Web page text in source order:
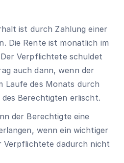
ist durch Zahlung einer
Die Rente ist monatlich im
Verpflichtete schuldet
auch dann, wenn der
Laufe des Monats durch
Berechtigten erlischt.
der Berechtigte eine
wenn ein wichtiger
Verpflichtete dadurch nicht